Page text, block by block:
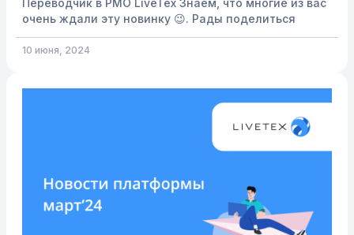
Переводчик в РМО LiveTex Знаем, что многие из вас
очень ждали эту новинку 😉. Рады поделиться
новостью о том, что теперь в рабочем месте
оператора доступен переводчик! Вы больше не
10 июня, 2024